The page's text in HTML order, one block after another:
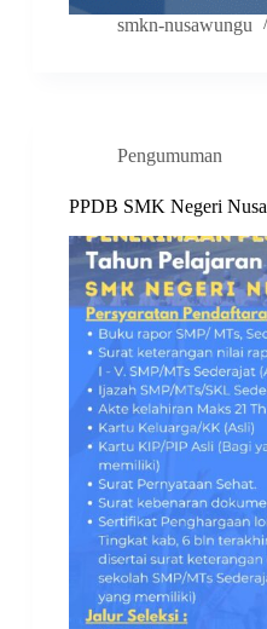
smkn-nusawungu
Pengumuman
PPDB SMK Negeri